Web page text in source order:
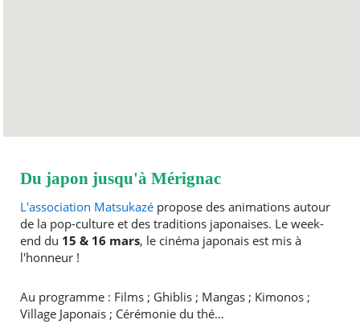
Du japon jusqu'à Mérignac
L'association Matsukazépropose des animations autour
de la pop-culture et des traditions japonaises. Le week-
end du 15 & 16 mars, le cinéma japonais est mis à
l'honneur !
Au programme : Films ; Ghiblis ; Mangas ; Kimonos ;
Village Japonais ; Cérémonie du thé…